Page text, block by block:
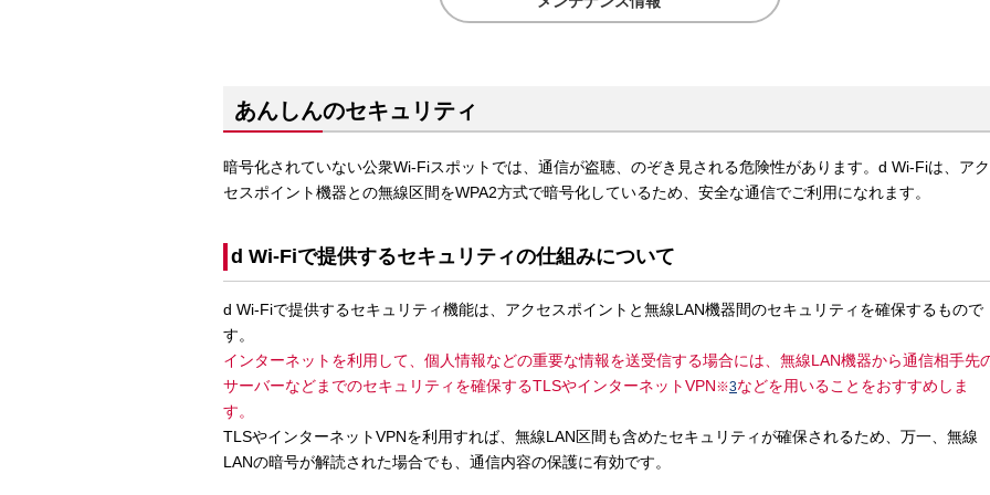
あんしんのセキュリティ
暗号化されていない公衆Wi-Fiスポットでは、通信が盗聴、のぞき見される危険性があります。d Wi-Fiは、アク
セスポイント機器との無線区間をWPA2方式で暗号化しているため、安全な通信でご利用になれます。
d Wi-Fiで提供するセキュリティの仕組みについて
d Wi-Fiで提供するセキュリティ機能は、アクセスポイントと無線LAN機器間のセキュリティを確保するもので
す。
インターネットを利用して、個人情報などの重要な情報を送受信する場合には、無線LAN機器から通信相手先
サーバーなどまでのセキュリティを確保するTLSやインターネットVPN※3などを用いることをおすすめしま
す。
TLSやインターネットVPNを利用すれば、無線LAN区間も含めたセキュリティが確保されるため、万一、無線
LANの暗号が解読された場合でも、通信内容の保護に有効です。